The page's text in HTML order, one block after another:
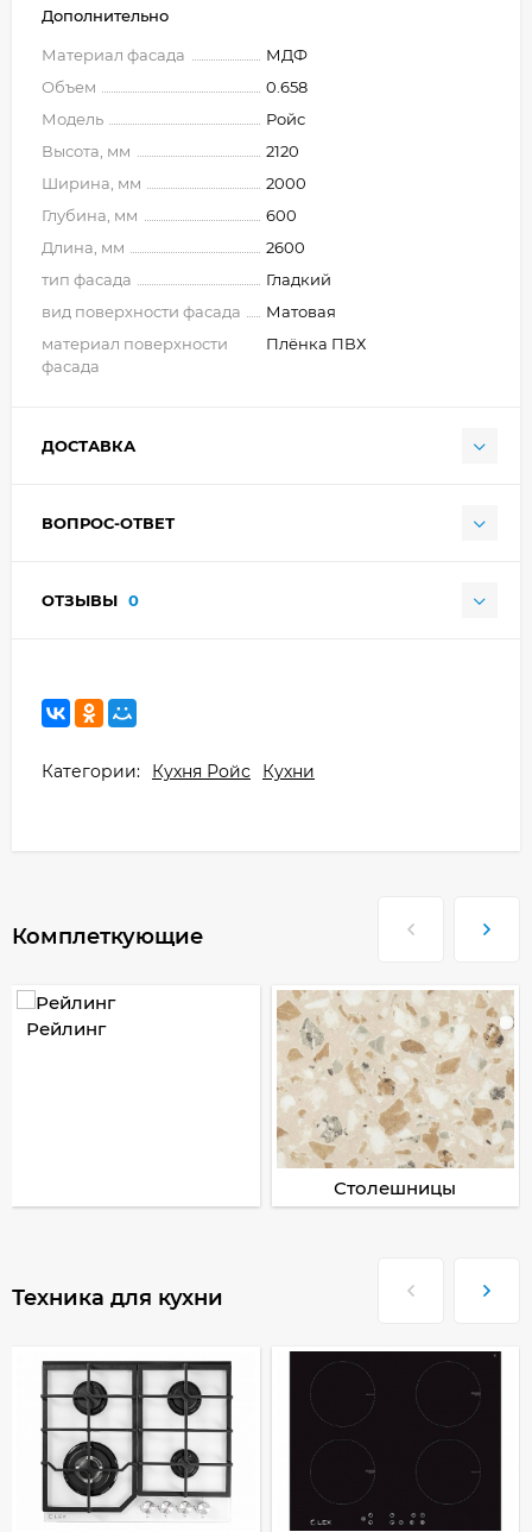
Дополнительно
Материал фасада
МДФ
Объем
0.658
Модель
Ройс
Высота, мм
2120
Ширина, мм
2000
Глубина, мм
600
Длина, мм
2600
тип фасада
Гладкий
вид поверхности фасада
Матовая
материал поверхности
фасада
Плёнка ПВХ
ДОСТАВКА
ВОПРОС-ОТВЕТ
ОТЗЫВЫ 0
Категории: Кухня Ройс Кухни
Комплеткующие
Рейлинг
Столешницы
Техника для кухни